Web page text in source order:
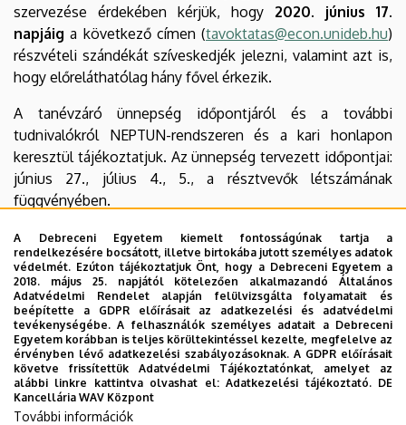
szervezése érdekében kérjük, hogy 2020. június 17.
napjáig a következő címen (tavoktatas@econ.unideb.hu)
részvételi szándékát szíveskedjék jelezni, valamint azt is,
hogy előreláthatólag hány fővel érkezik.
A tanévzáró ünnepség időpontjáról és a további
tudnivalókról NEPTUN-rendszeren és a kari honlapon
keresztül tájékoztatjuk. Az ünnepség tervezett időpontjai:
június 27., július 4., 5., a résztvevők létszámának
függvényében.
Kedves Hallgatónk! Várjuk tanévzáró ünnepségünkön,
hogy egy közös, felejthetetlen élménnyel vegyünk búcsút
a tanévtől, a Debreceni Egyetem a diplomájukat
megszerző hallgatóitól, Ön az egyetemi évektől.
A Debreceni Egyetem vezetése
A Debreceni Egyetem kiemelt fontosságúnak tartja a
rendelkezésére bocsátott, illetve birtokába jutott személyes adatok
védelmét. Ezúton tájékoztatjuk Önt, hogy a Debreceni Egyetem a
2018. május 25. napjától kötelezően alkalmazandó Általános
Adatvédelmi Rendelet alapján felülvizsgálta folyamatait és
beépítette a GDPR előírásait az adatkezelési és adatvédelmi
tevékenységébe. A felhasználók személyes adatait a Debreceni
Egyetem korábban is teljes körültekintéssel kezelte, megfelelve az
érvényben lévő adatkezelési szabályozásoknak. A GDPR előírásait
követve frissítettük Adatvédelmi Tájékoztatónkat, amelyet az
alábbi linkre kattintva olvashat el:Adatkezelési tájékoztató. DE
Kancellária WAV Központ
További információk